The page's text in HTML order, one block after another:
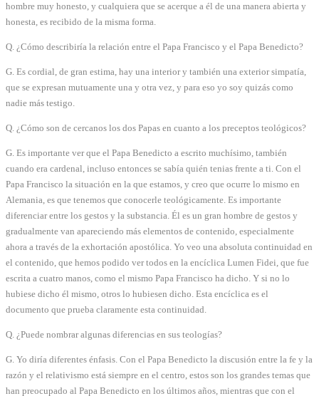
hombre muy honesto, y cualquiera que se acerque a él de una manera abierta y
honesta, es recibido de la misma forma.
Q. ¿Cómo describiría la relación entre el Papa Francisco y el Papa Benedicto?
G. Es cordial, de gran estima, hay una interior y también una exterior simpatía,
que se expresan mutuamente una y otra vez, y para eso yo soy quizás como
nadie más testigo.
Q. ¿Cómo son de cercanos los dos Papas en cuanto a los preceptos teológicos?
G. Es importante ver que el Papa Benedicto a escrito muchísimo, también
cuando era cardenal, incluso entonces se sabía quién tenias frente a ti. Con el
Papa Francisco la situación en la que estamos, y creo que ocurre lo mismo en
Alemania, es que tenemos que conocerle teológicamente. Es importante
diferenciar entre los gestos y la substancia. Él es un gran hombre de gestos y
gradualmente van apareciendo más elementos de contenido, especialmente
ahora a través de la exhortación apostólica. Yo veo una absoluta continuidad en
el contenido, que hemos podido ver todos en la encíclica Lumen Fidei, que fue
escrita a cuatro manos, como el mismo Papa Francisco ha dicho. Y si no lo
hubiese dicho él mismo, otros lo hubiesen dicho. Esta encíclica es el
documento que prueba claramente esta continuidad.
Q. ¿Puede nombrar algunas diferencias en sus teologías?
G. Yo diría diferentes énfasis. Con el Papa Benedicto la discusión entre la fe y la
razón y el relativismo está siempre en el centro, estos son los grandes temas que
han preocupado al Papa Benedicto en los últimos años, mientras que con el